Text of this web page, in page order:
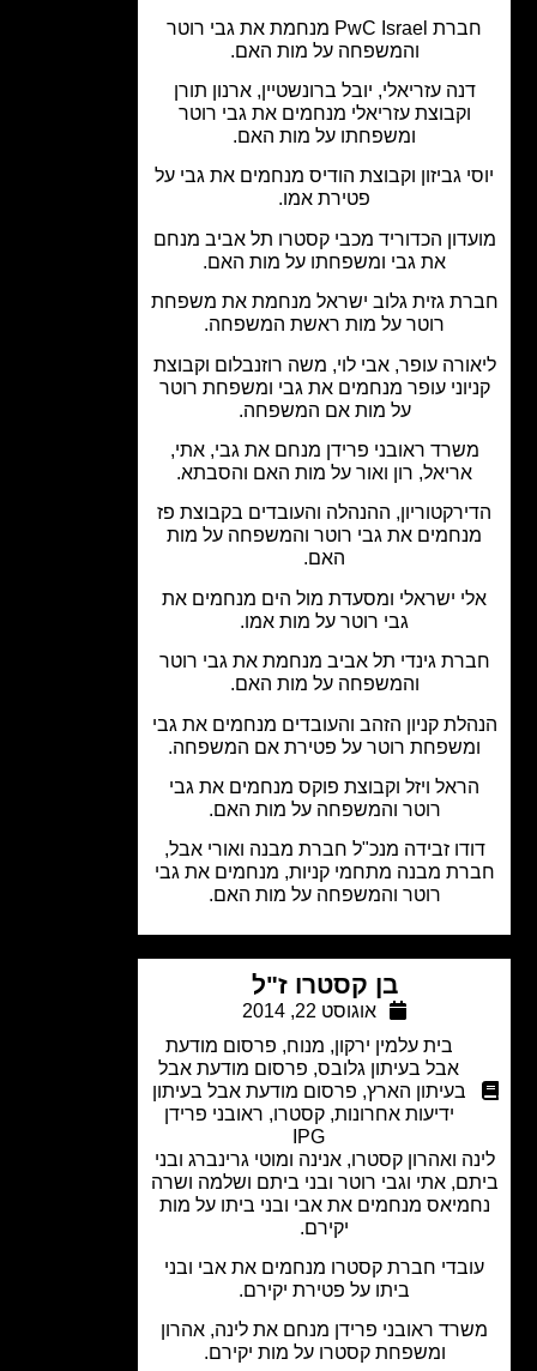
חברת PwC Israel מנחמת את גבי רוטר
והמשפחה על מות האם.
דנה עזריאלי, יובל ברונשטיין, ארנון תורן
וקבוצת עזריאלי מנחמים את גבי רוטר
ומשפחתו על מות האם.
גביזון וקבוצת הודיס מנחמים את גבי על
פטירת אמו.
הכדוריד מכבי קסטרו תל אביב מנחם
את גבי ומשפחתו על מות האם.
גזית גלוב ישראל מנחמת את משפחת
רוטר על מות ראשת המשפחה.
עופר, אבי לוי, משה רוזנבלום וקבוצת
עופר מנחמים את גבי ומשפחת רוטר
על מות אם המשפחה.
ראובני פרידן מנחם את גבי, אתי,
אריאל, רון ואור על מות האם והסבתא.
ההנהלה והעובדים בקבוצת פז
את גבי רוטר והמשפחה על מות
ישראלי ומסעדת מול הים מנחמים את
גבי רוטר על מות אמו.
גינדי תל אביב מנחמת את גבי רוטר
והמשפחה על מות האם.
קניון הזהב והעובדים מנחמים את גבי
רוטר על פטירת אם המשפחה.
ויזל וקבוצת פוקס מנחמים את גבי
רוטר והמשפחה על מות האם.
זבידה מנכ"ל חברת מבנה ואורי אבל,
מבנה מתחמי קניות, מנחמים את גבי
רוטר והמשפחה על מות האם.
בן קסטרו ז"ל
אוגוסט 22, 2014
בית עלמין ירקון,מנוח,פרסום מודעת
אבל בעיתון גלובס, פרסום מודעת אבל
בעיתון הארץ,פרסום מודעת אבל בעיתון
ידיעות אחרונות,קסטרו, ראובני פרידן
ואהרון קסטרו, אנינה ומוטי גרינברג ובני
אתי וגבי רוטר ובני ביתם ושלמה ושרה
מנחמים את אבי ובני ביתו על מות
חברת קסטרו מנחמים את אבי ובני
ביתו על פטירת יקירם.
ראובני פרידן מנחם את לינה, אהרון
ומשפחת קסטרו על מות יקירם.